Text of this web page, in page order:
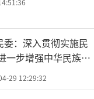
：深入贯彻实施民
一步增强中华民族凝
29 12:29:32